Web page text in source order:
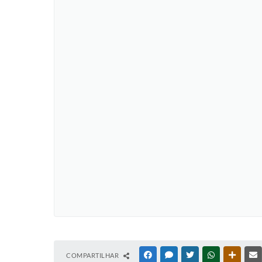
COMPARTILHAR FACEBOOKMESSENGER
TWITTERWHATSAPP